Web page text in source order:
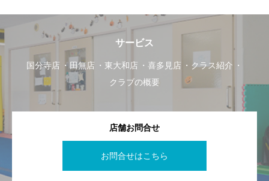
サービス
国分寺店 田無店 東大和店 喜多見店
クラス紹介
クラブの概要
店舗お問合せ
お問合せはこちら